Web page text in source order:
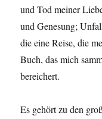
und Tod meiner
und Genesung;
die eine Reise, die
Buch, das mich
bereichert.
Es gehört zu den